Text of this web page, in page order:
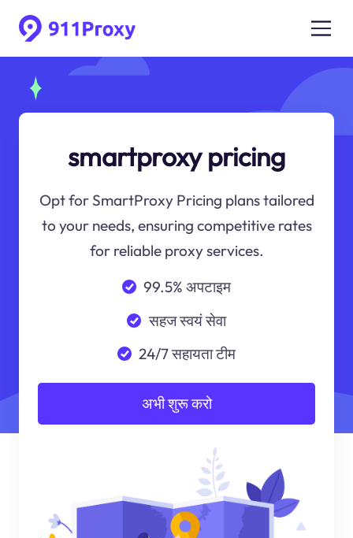
smartproxy pricing
Opt for SmartProxy Pricing plans tailored
to your needs, ensuring competitive rates
for reliable proxy services.
99.5% अपटाइम
सहज स्वयं सेवा
24/7 सहायता टीम
अभी शुरू करो